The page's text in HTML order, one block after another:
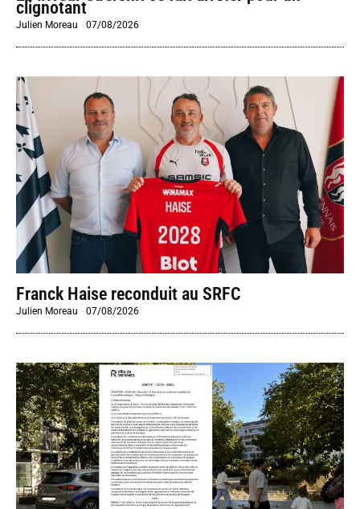
clignotant
Julien Moreau -07/08/2026
Franck Haise reconduit au SRFC
Julien Moreau -07/08/2026